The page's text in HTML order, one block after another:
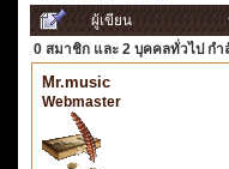
ผู้เขียน
0 สมาชิก และ 2 บุคคลทั่วไป ก
Mr.music
Webmaster